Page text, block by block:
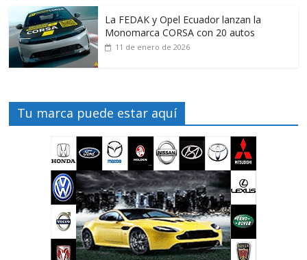
La FEDAK y Opel Ecuador lanzan la
Monomarca CORSA con 20 autos
11 de enero de 2026
Tu marca puede estar aquí